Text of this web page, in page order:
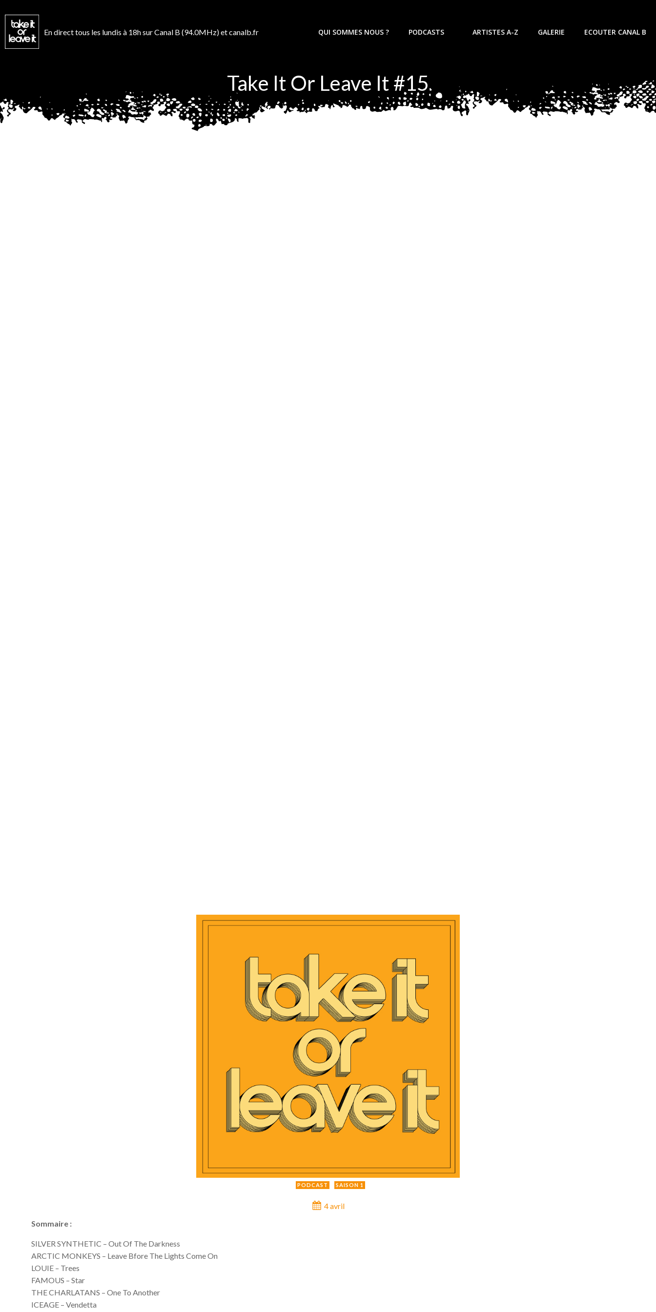
au
contenu
En direct tous les lundis à 18h sur Canal B (94.0MHz) et canalb.fr QUI SOMMES NOUS ? PODCASTS ARTISTES A-Z GALERIE ECOUTER CANAL B
Take It Or Leave It #15
PODCAST SAISON 1
4 avril
Sommaire :
SILVER SYNTHETIC – Out Of The Darkness
ARCTIC MONKEYS – Leave Bfore The Lights Come On
LOUIE – Trees
FAMOUS – Star
THE CHARLATANS – One To Another
ICEAGE – Vendetta